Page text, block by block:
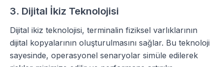
3. Dijital İkiz Teknolojisi
Dijital ikiz teknolojisi, terminalin fiziksel varlıklarının
dijital kopyalarının oluşturulmasını sağlar. Bu teknoloji
sayesinde, operasyonel senaryolar simüle edilerek